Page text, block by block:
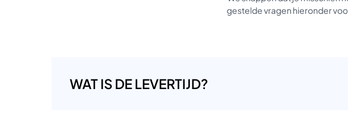
gestelde vragen hieronder
WAT IS DE LEVERTIJD?